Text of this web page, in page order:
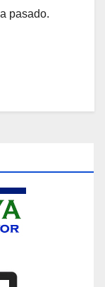
pasado.